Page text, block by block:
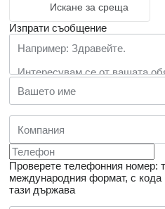
Искане за среща
Изпрати съобщение
Проверете телефонния номер:
международния формат, с кода
тази държава